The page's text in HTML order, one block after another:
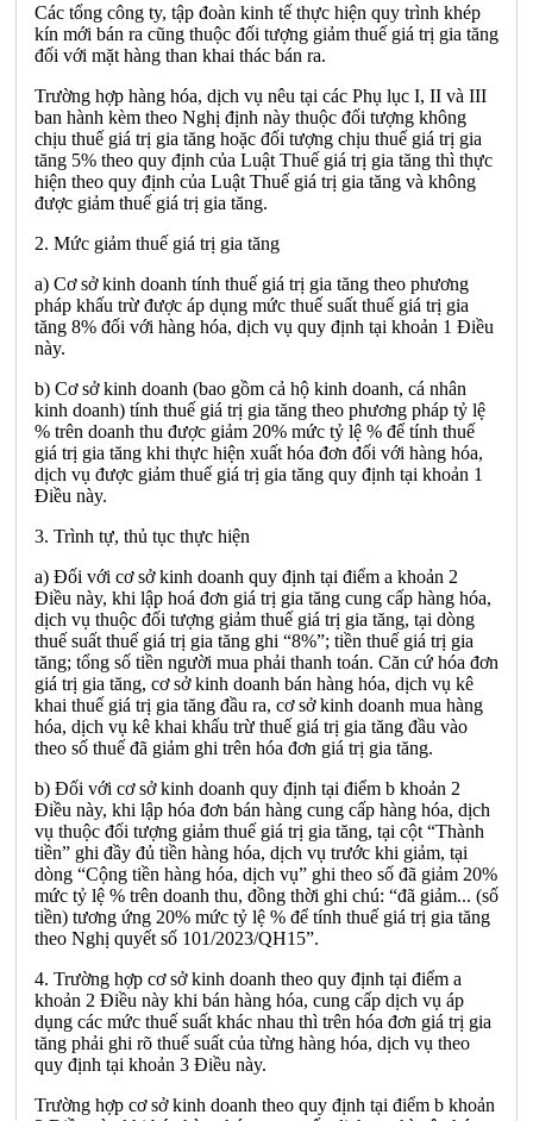
Các tổng công ty, tập đoàn kinh tế thực hiện quy trình khép
kín mới bán ra cũng thuộc đối tượng giảm thuế giá trị gia tăng
đối với mặt hàng than khai thác bán ra.
Trường hợp hàng hóa, dịch vụ nêu tại các Phụ lục I, II và III
ban hành kèm theo Nghị định này thuộc đối tượng không
chịu thuế giá trị gia tăng hoặc đối tượng chịu thuế giá trị gia
tăng 5% theo quy định của Luật Thuế giá trị gia tăng thì thực
hiện theo quy định của Luật Thuế giá trị gia tăng và không
được giảm thuế giá trị gia tăng.
2. Mức giảm thuế giá trị gia tăng
a) Cơ sở kinh doanh tính thuế giá trị gia tăng theo phương
pháp khấu trừ được áp dụng mức thuế suất thuế giá trị gia
tăng 8% đối với hàng hóa, dịch vụ quy định tại khoản 1 Điều
này.
b) Cơ sở kinh doanh (bao gồm cả hộ kinh doanh, cá nhân
kinh doanh) tính thuế giá trị gia tăng theo phương pháp tỷ lệ
% trên doanh thu được giảm 20% mức tỷ lệ % để tính thuế
giá trị gia tăng khi thực hiện xuất hóa đơn đối với hàng hóa,
dịch vụ được giảm thuế giá trị gia tăng quy định tại khoản 1
Điều này.
3. Trình tự, thủ tục thực hiện
a) Đối với cơ sở kinh doanh quy định tại điểm a khoản 2
Điều này, khi lập hoá đơn giá trị gia tăng cung cấp hàng hóa,
dịch vụ thuộc đối tượng giảm thuế giá trị gia tăng, tại dòng
thuế suất thuế giá trị gia tăng ghi “8%”; tiền thuế giá trị gia
tăng; tổng số tiền người mua phải thanh toán. Căn cứ hóa đơn
giá trị gia tăng, cơ sở kinh doanh bán hàng hóa, dịch vụ kê
khai thuế giá trị gia tăng đầu ra, cơ sở kinh doanh mua hàng
hóa, dịch vụ kê khai khấu trừ thuế giá trị gia tăng đầu vào
theo số thuế đã giảm ghi trên hóa đơn giá trị gia tăng.
b) Đối với cơ sở kinh doanh quy định tại điểm b khoản 2
Điều này, khi lập hóa đơn bán hàng cung cấp hàng hóa, dịch
vụ thuộc đối tượng giảm thuế giá trị gia tăng, tại cột “Thành
tiền” ghi đầy đủ tiền hàng hóa, dịch vụ trước khi giảm, tại
dòng “Cộng tiền hàng hóa, dịch vụ” ghi theo số đã giảm 20%
mức tỷ lệ % trên doanh thu, đồng thời ghi chú: “đã giảm... (số
tiền) tương ứng 20% mức tỷ lệ % để tính thuế giá trị gia tăng
theo Nghị quyết số 101/2023/QH15”.
4. Trường hợp cơ sở kinh doanh theo quy định tại điểm a
khoản 2 Điều này khi bán hàng hóa, cung cấp dịch vụ áp
dụng các mức thuế suất khác nhau thì trên hóa đơn giá trị gia
tăng phải ghi rõ thuế suất của từng hàng hóa, dịch vụ theo
quy định tại khoản 3 Điều này.
Trường hợp cơ sở kinh doanh theo quy định tại điểm b khoản